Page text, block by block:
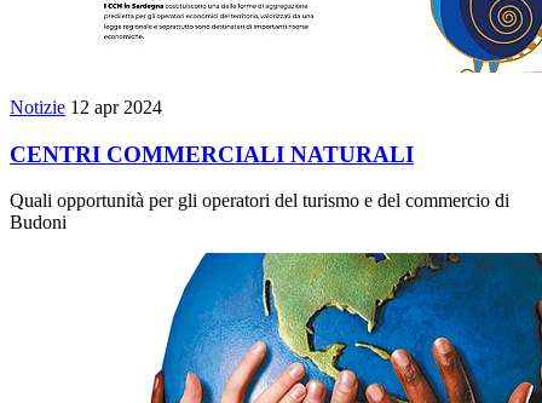
Notizie 12 apr 2024
CENTRI COMMERCIALI NATURALI
Quali opportunità per gli operatori del turismo e del commercio di
Budoni